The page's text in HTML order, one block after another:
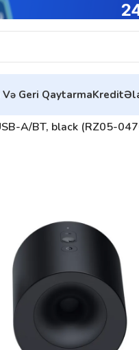
Və Geri QaytarmaKredit
A/BT, black (RZ05-